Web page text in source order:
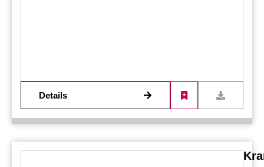
Details